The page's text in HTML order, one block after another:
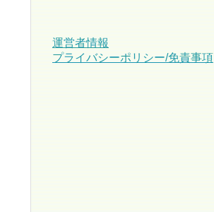
運営者情報
プライバシーポリシー/免責事項